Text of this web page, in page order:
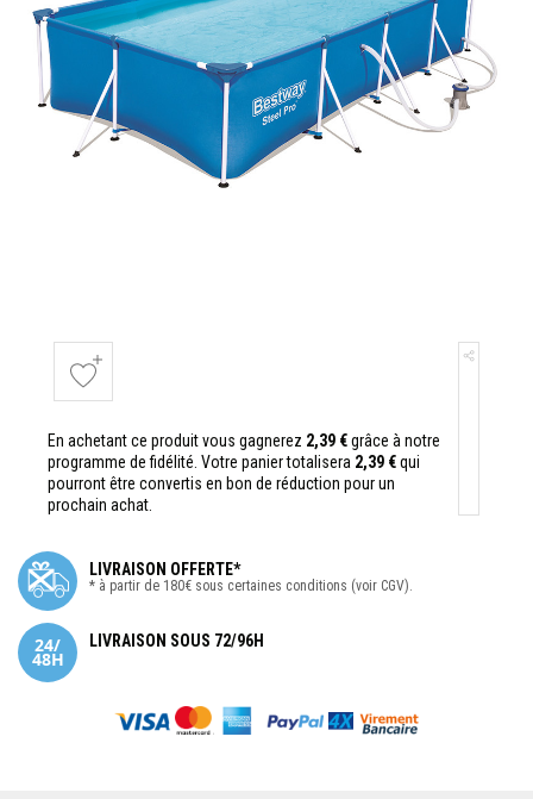
En achetant ce produit vous gagnerez 2,39 €grâce à notre
programme de fidélité. Votre panier totalisera 2,39 €qui
pourront être convertis en bon de réduction pour un
prochain achat.
LIVRAISON OFFERTE*
* à partir de 180€ sous certaines conditions (voir CGV).
LIVRAISON SOUS 72/96H